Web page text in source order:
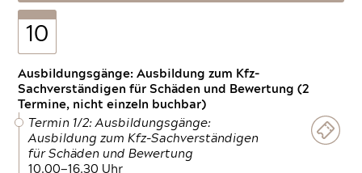
10
Ausbildungsgänge: Ausbildung zum Kfz-
Sachverständigen für Schäden und Bewertung (2
Termine, nicht einzeln buchbar)
Termin 1/2: Ausbildungsgänge:
Ausbildung zum Kfz-Sachverständigen
für Schäden und Bewertung
10.00—16.30 Uhr